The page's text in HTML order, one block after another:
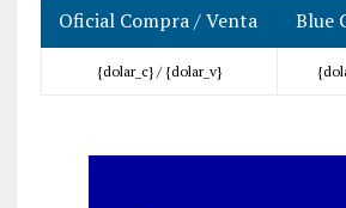
Oficial Compra / Venta
Blue
{dolar_c} / {dolar_v}